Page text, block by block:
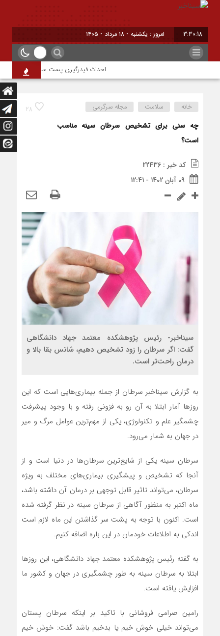
3:30:19 امروز : یکشنبه - ۱۸ مرداد - ۱۴۰۵
احداث فیدرگیری پست سیار شهرک رازی؛
28 خانه سلامت مجله سرگرمی
چه سنی برای تشخیص سرطان سینه مناسب
است؟
کد خبر : 22436
09 آبان 1402 - 12:41
سیناخبر- رئیس پژوهشکده معتمد جهاد دانشگاهی
گفت: اگر سرطان را زود تشخيص دهيم، شانس بقا بالا و
درمان راحت‌تر است.
به گزارش سیناخبر سرطان از جمله بیماری‌هایی است که این
روز‌ها آمار ابتلا به آن رو به فزونی رفته و با وجود پیشرفت
چشمگیر علم و تکنولوژی، یکی از مهم‌ترین عوامل مرگ و میر
در جهان به شمار می‌رود.
سرطان سینه یکی از شایع‌ترین سرطان‌ها در دنیا است و از
آنجا که تشخیص و پیشگیری بیماری‌های مختلف به ویژه
سرطان، می‌تواند تاثیر قابل توجهی بر درمان آن داشته باشد،
ماه اکتبر به منظور آگاهی از سرطان سینه در نظر گرفته شده
است. اکنون با توجه به پشت سر گذاشتن این ماه لازم است
اندکی به اطلاعات خودمان در این باره اضافه کنیم.
به گفته رئیس پژوهشکده معتمد جهاد دانشگاهی، این روز‌ها
ابتلا به سرطان سینه به طور چشمگیری در جهان و کشور ما
افزایش یافته است.
رامین صرامی فروشانی با تاکید بر اینکه سرطان پستان
می‌تواند خیلی خوش خیم یا بدخیم باشد گفت: خوش خیم